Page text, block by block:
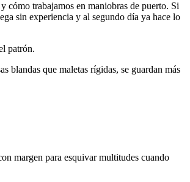
cómo trabajamos en maniobras de puerto. Si
sin experiencia y al segundo día ya hace lo
patrón.
blandas que maletas rígidas, se guardan más
margen para esquivar multitudes cuando